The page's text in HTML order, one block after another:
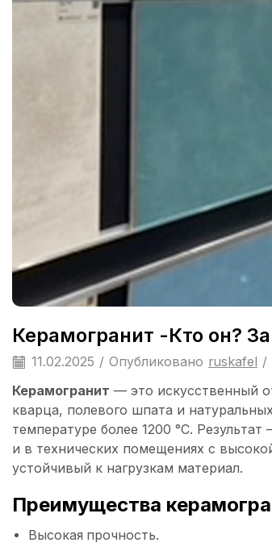
Керамогранит -Кто он?
11.02.2025 / Опубликовано ruskafel /
Керамогранит — это искусственный
кварца, полевого шпата и
температуре более 1200 °C.
и в технических помещениях с
устойчивый к нагрузкам материал.
Преимущества
Высокая прочность.